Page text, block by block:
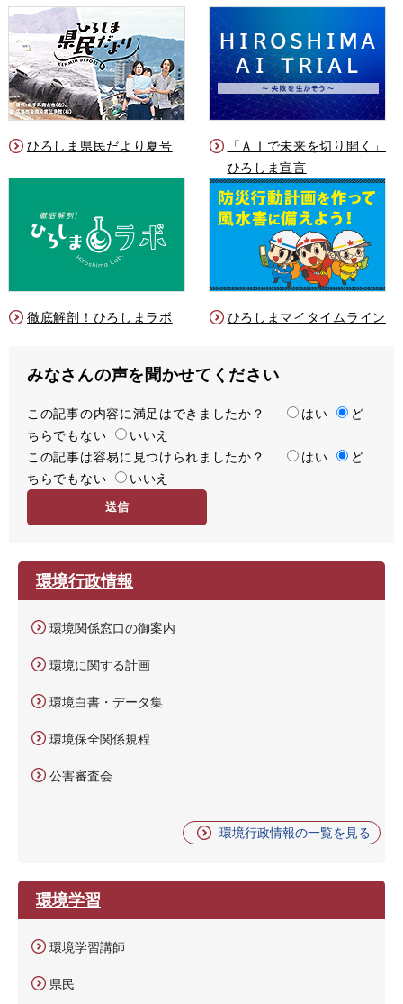
ひろしま県民だより夏号
「ＡＩで未来を切り開く」
ひろしま宣言
徹底解剖！ひろしまラボ ひろしまマイタイムライン
みなさんの声を聞かせてください
満
足
度
この記事の内容に満足はできましたか？ はい
ど
ちらでもない
いいえ
容
易
この記事は容易に見つけられましたか？ はい
ど
ちらでもない
いいえ
環境行政情報
環境関係窓口の御案内
環境に関する計画
環境白書・データ集
環境保全関係規程
公害審査会
環境行政情報の一覧を見る
環境学習
環境学習講師
県民